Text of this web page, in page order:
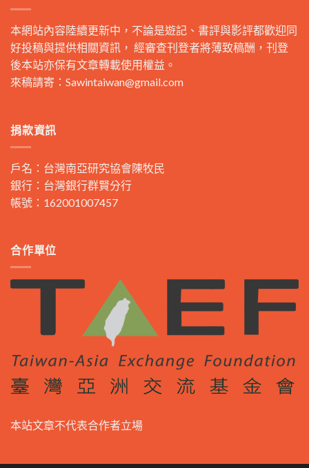
本網站內容陸續更新中，不論是遊記、書評與影評都歡迎同
好投稿與提供相關資訊， 經審查刊登者將薄致稿酬，刊登
後本站亦保有文章轉載使用權益。
來稿請寄： Sawintaiwan@gmail.com
捐款資訊
戶名：台灣南亞研究協會陳牧民
銀行：台灣銀行群賢分行
帳號：162001007457
合作單位
本站文章不代表合作者立場